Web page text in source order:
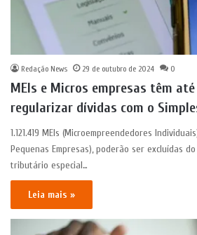
Redação News 29 de outubro de 2024 0
MEIs e Micros empresas têm
regularizar dívidas com o
1.121.419 MEIs (Microempreendedores
Pequenas Empresas), poderão ser excluídas
tributário especial…
Leia mais »